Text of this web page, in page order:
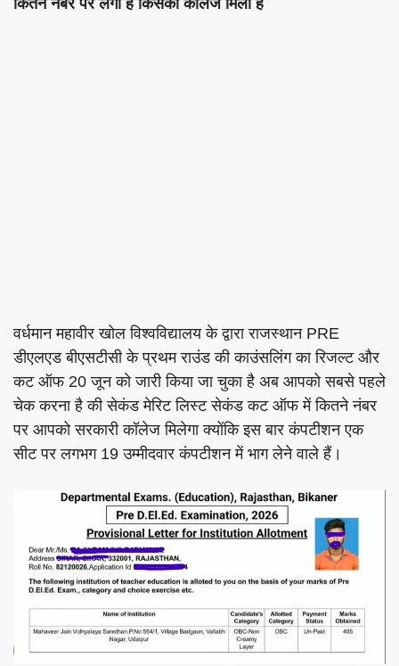
वर्धमान महावीर खोल विश्वविद्यालय के द्वारा राजस्थान PRE
डीएलएड बीएसटीसी के प्रथम राउंड की काउंसलिंग का रिजल्ट और
कट ऑफ 20 जून को जारी किया जा चुका है अब आपको सबसे पहले
चेक करना है की सेकंड मेरिट लिस्ट सेकंड कट ऑफ में कितने नंबर
पर आपको सरकारी कॉलेज मिलेगा क्योंकि इस बार कंपटीशन एक
सीट पर लगभग 19 उम्मीदवार कंपटीशन में भाग लेने वाले हैं।